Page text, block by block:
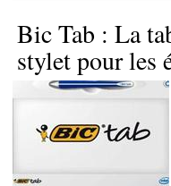
Bic Tab : La
stylet pour les